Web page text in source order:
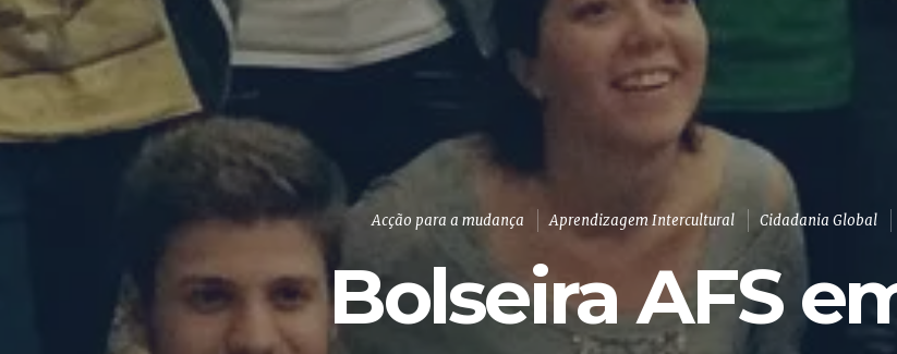
Acção para a mudança Aprendizagem Intercultural Cidadania Global
Bolseira AFS